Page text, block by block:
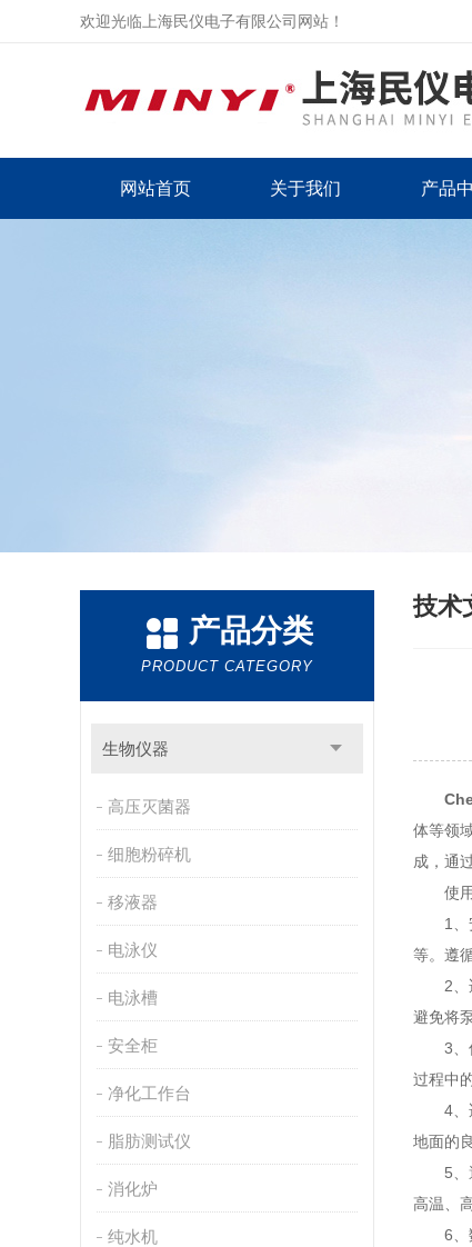
欢迎光临上海民仪电子有限公司网站！
网站首页 关于我们 产品
产品分类
PRODUCT CATEGORY
生物仪器
高压灭菌器
细胞粉碎机
移液器
电泳仪
电泳槽
安全柜
净化工作台
脂肪测试仪
消化炉
纯水机
技术
体等领
成，通
使用
1、安
等。遵
2、适
避免将
3、仪
过程中
4、适
地面的
5、避
高温、
6、数